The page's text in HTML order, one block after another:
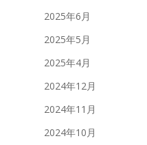
2025年6月
2025年5月
2025年4月
2024年12月
2024年11月
2024年10月